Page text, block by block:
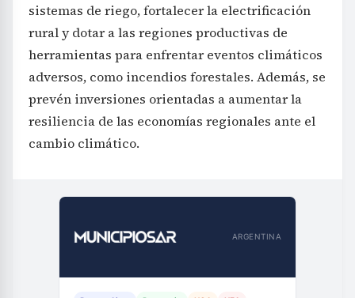
sistemas de riego, fortalecer la electrificación
rural y dotar a las regiones productivas de
herramientas para enfrentar eventos climáticos
adversos, como incendios forestales. Además, se
prevén inversiones orientadas a aumentar la
resiliencia de las economías regionales ante el
cambio climático.
ARGENTINA